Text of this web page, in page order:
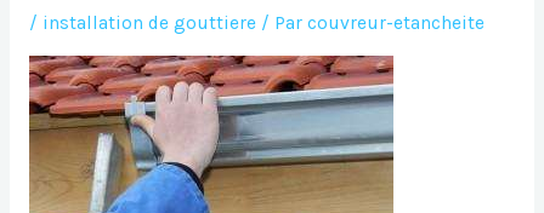
/ installation de gouttiere/ Par couvreur-etancheite